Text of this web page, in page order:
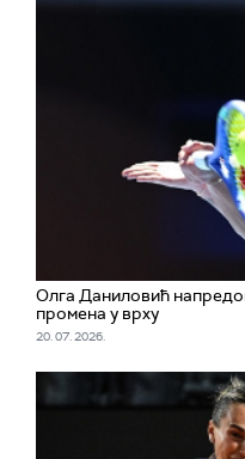
Олга Даниловић
промена у врху
20. 07. 2026.